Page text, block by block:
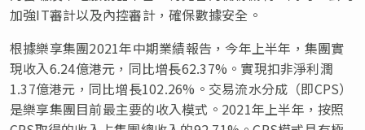
加強IT審計以及內控審計，確保數據安全。
根據樂享集團2021年中期業績報告，今年上半年，集團實
現收入6.24億港元，同比增長62.37%。實現扣非淨利潤
1.37億港元，同比增長102.26%。交易流水分成（即CPS）
是樂享集團目前最主要的收入模式。2021年上半年，按照